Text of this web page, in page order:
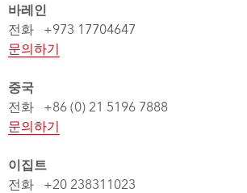
바레인
전화 +973 17704647
문의하기
중국
전화 +86 (0) 21 5196 7888
문의하기
이집트
전화 +20 238311023